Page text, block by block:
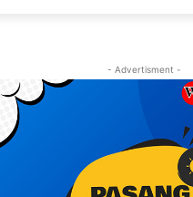
- Advertisment -